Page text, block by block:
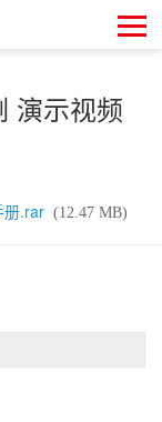
演示视频
册.rar (12.47 MB)